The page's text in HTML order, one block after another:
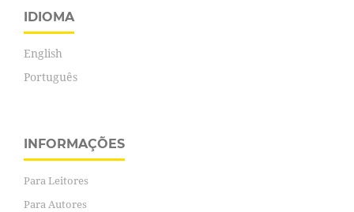
IDIOMA
English
Português
INFORMAÇÕES
Para Leitores
Para Autores